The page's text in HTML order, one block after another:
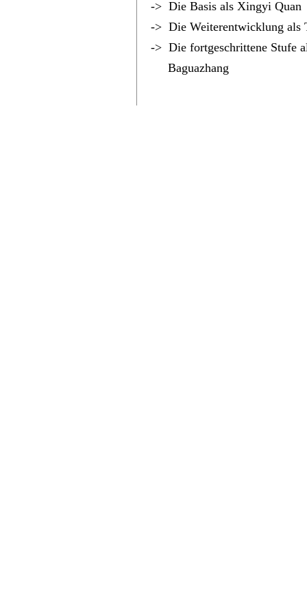
-> Die Basis als Xingyi Quan
-> Die Weiterentwicklung als
-> Die fortgeschrittene Stufe
Baguazhang